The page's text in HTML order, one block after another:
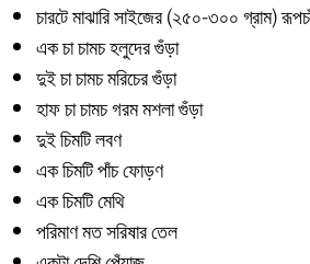
চারটে মাঝারি সাইজের (২৫০-৩০০ গ্রাম)
এক চা চামচ হলুদের গুঁড়া
দুই চা চামচ মরিচের গুঁড়া
হাফ চা চামচ গরম মশলা গুঁড়া
দুই চিমটি লবণ
এক চিমটি পাঁচ ফোড়ণ
এক চিমটি মেথি
পরিমাণ মত সরিষার তেল